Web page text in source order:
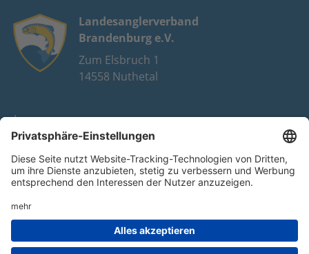
Landesanglerverband
Brandenburg e.V.
Zum Elsbruch 1
14558 Nuthetal
Impressum
Datenschutz
FAQ